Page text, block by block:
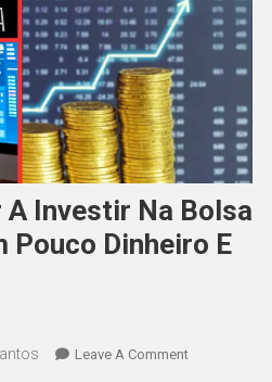
A Investir Na Bolsa
Pouco Dinheiro E
Leave A CommentOn